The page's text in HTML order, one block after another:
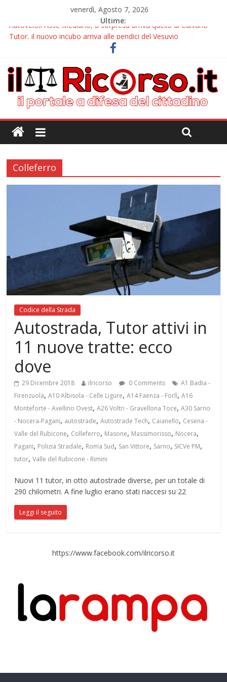
venerdì, Agosto 7, 2026
Ultime:
Autovelox Asse Mediano, a sorpresa arriva quello di Caivano
Tutor, il nuovo incubo arriva alle pendici del Vesuvio
Chiusura estiva IlRicorso: le info per contattarci
Autovelox Aversa Nord, dalla disattivazione all’amarezza di chi
ha pagato i verbali
Domiziana, a Cellole arriva il tutor
Colleferro
Codice della Strada
Autostrada, Tutor attivi in
11 nuove tratte: ecco
dove
29 Dicembre 2018 ilricorso 0 Comments
A1 Badia -
Firenzuola,A10 Albisola - Celle Ligure,A14 Faenza - Forlì,A16
Monteforte - Avellino Ovest,A26 Voltri - Gravellona Toce,A30 Sarno
- Nocera-Pagani, autostrade,Autostrade Tech, Caianello, Cesena -
Valle del Rubicone, Colleferro, Masone, Massimorisso, Nocera,
Pagani, Polizia Stradale, Roma Sud, San Vittore, Sarno, SICVe PM,
tutor,Valle del Rubicone - Rimini
Nuovi 11 tutor, in otto autostrade diverse, per un totale di
290 chilometri. A fine luglio erano stati riaccesi su 22
Leggi il seguito
https://www.facebook.com/ilricorso.it